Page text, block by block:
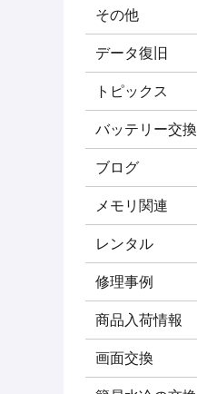
その他
データ復旧
トピックス
バッテリー交換
ブログ
メモリ関連
レンタル
修理事例
商品入荷情報
画面交換